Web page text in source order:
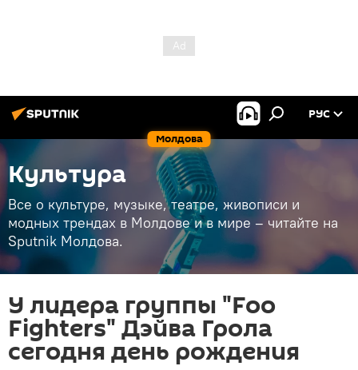
Молдова
РУС
Культура
Все о культуре, музыке, театре, живописи и
модных трендах в Молдове и в мире – читайте на
Sputnik Молдова.
У лидера группы "Foo
Fighters" Дэйва Грола
сегодня день рождения